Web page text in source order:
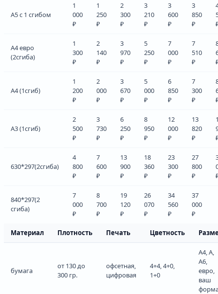
А5 с 1 сгибом
1
000
₽
1
250
₽
2
300
₽
3
210
₽
3
600
₽
3
850
₽
А4 евро
(2сгиба)
1
300
₽
2
140
₽
3
970
₽
5
250
₽
7
000
₽
7
510
₽
А4 (1сгиб)
1
200
₽
2
000
₽
3
670
₽
5
000
₽
6
850
₽
7
300
₽
А3 (1сгиб)
2
500
₽
3
730
₽
6
250
₽
8
950
₽
12
000
₽
13
820
₽
630*297(2сгиба)
4
800
₽
7
600
₽
13
900
₽
18
360
₽
23
300
₽
27
800
₽
840*297(2
сгиба)
7
000
₽
8
700
₽
19
120
₽
26
070
₽
34
560
₽
37
000
₽
Материал Плотность Печать Цветность
бумага
от 130 до
300 гр.
офсетная,
цифровая
4+4, 4+0,
1+0
А4, А,
А6,
евро,
ваш